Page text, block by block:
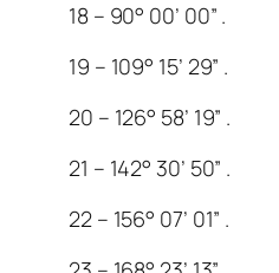
18 – 90° 00’ 00” .
19 – 109° 15’ 29” .
20 – 126° 58’ 19” .
21 – 142° 30’ 50” .
22 – 156° 07’ 01” .